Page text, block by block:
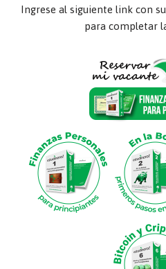
Ingrese al siguiente link con
para completar